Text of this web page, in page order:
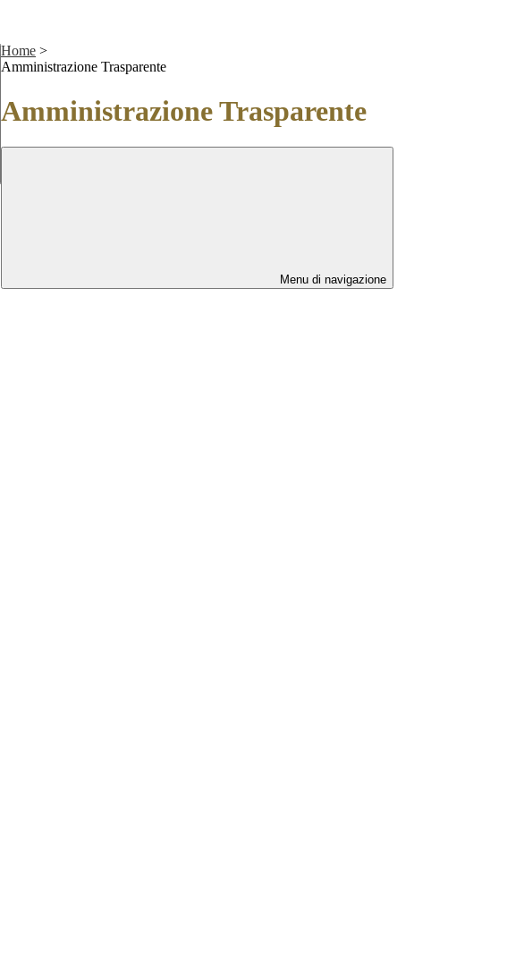
Home >
Amministrazione Trasparente
Amministrazione Trasparente
Menu di navigazione